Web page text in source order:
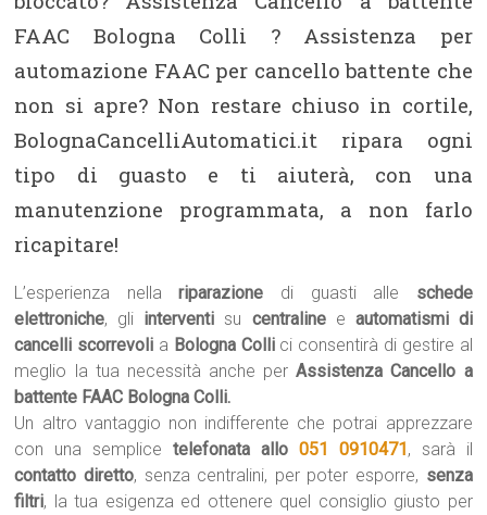
FAAC Bologna Colli ? Assistenza per
automazione FAAC per cancello battente che
non si apre? Non restare chiuso in cortile,
BolognaCancelliAutomatici.it ripara ogni
tipo di guasto e ti aiuterà, con una
manutenzione programmata, a non farlo
ricapitare!
L’esperienza nellariparazione di guasti alle schede
elettroniche, gli interventi su centralinee automatismi di
cancelli scorrevoli a Bologna Colli ci consentirà di gestire al
meglio la tua necessità anche perAssistenza Cancello a
battente FAAC Bologna Colli.
Un altro vantaggio non indifferente che potrai apprezzare
con una semplicetelefonata allo 051 0910471, sarà il
contatto diretto, senza centralini, per poter esporre, senza
filtri, la tua esigenza ed ottenere quel consiglio giusto per